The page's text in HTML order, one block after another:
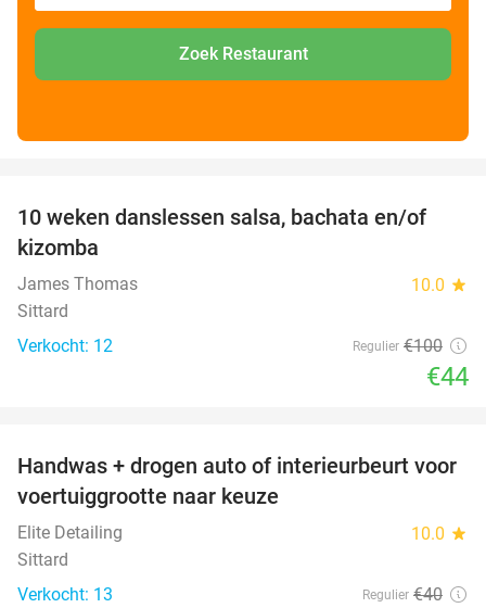
Zoek Restaurant
56%
10 weken danslessen salsa, bachata en/of
kizomba
James Thomas 10.0 star
Sittard
Verkocht: 12
Regulier €100
€44
53%
Handwas + drogen auto of interieurbeurt voor
voertuiggrootte naar keuze
Elite Detailing 10.0 star
Sittard
Verkocht: 13
Regulier €40